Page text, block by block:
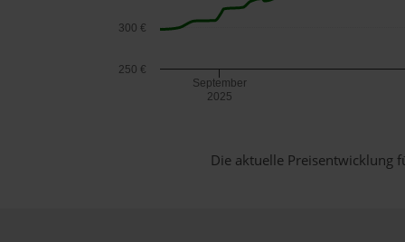
September
2025
250 €
300 €
Die aktuelle Preisentwicklung